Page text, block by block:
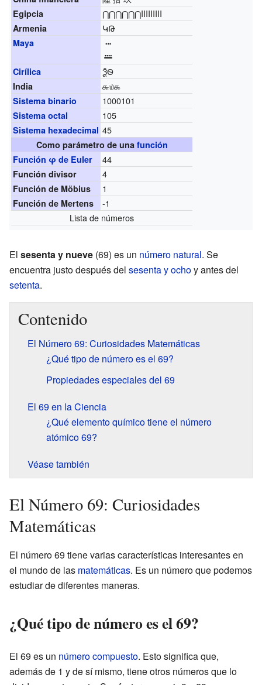
Egipcia ⋂⋂⋂⋂⋂⋂IIIIIIIII
Armenia ԿԹ
Maya
Cirílica ѮѲ
India ௬௰௯
Sistema binario 1000101
Sistema octal 105
Sistema hexadecimal 45
Como parámetro de una función
Función φ de Euler
44
Función divisor 4
Función de Möbius 1
Función de Mertens
-1
Lista de números
El sesenta y nueve (69) es un número natural. Se
encuentra justo después del sesenta y ochoy antes del
setenta.
Contenido
El Número 69: Curiosidades Matemáticas
¿Qué tipo de número es el 69?
Propiedades especiales del 69
El 69 en la Ciencia
¿Qué elemento químico tiene el número
atómico 69?
Véase también
El Número 69: Curiosidades
Matemáticas
El número 69 tiene varias características interesantes en
el mundo de las matemáticas. Es un número que podemos
estudiar de diferentes maneras.
¿Qué tipo de número es el 69?
El 69 es un número compuesto. Esto significa que,
además de 1 y de sí mismo, tiene otros números que lo